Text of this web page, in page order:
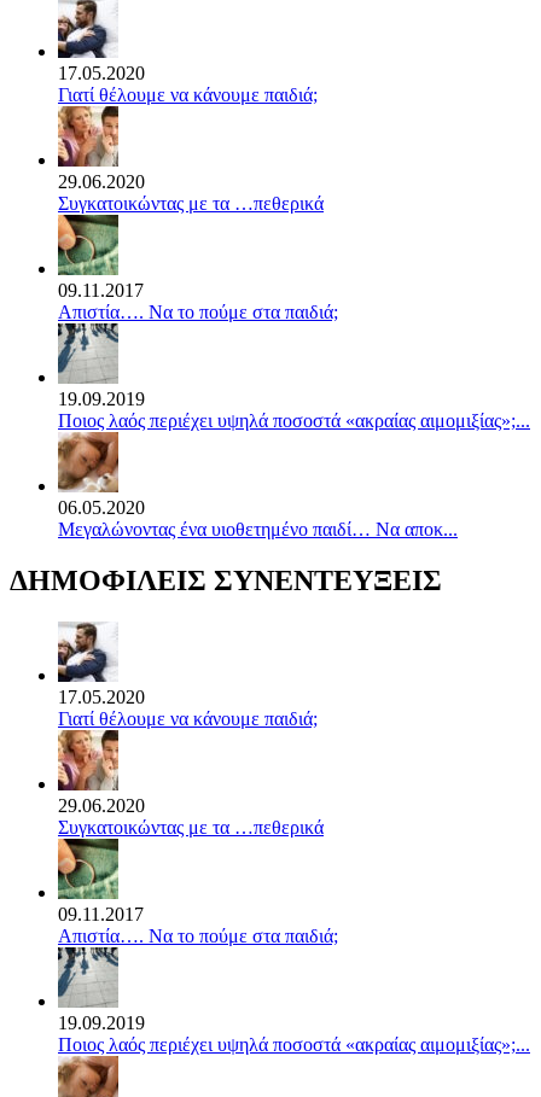
17.05.2020
Γιατί θέλουμε να κάνουμε παιδιά;
29.06.2020
Συγκατοικώντας με τα …πεθερικά
09.11.2017
Απιστία…. Να το πούμε στα παιδιά;
19.09.2019
Ποιος λαός περιέχει υψηλά ποσοστά «ακραίας αιμομιξίας»;...
06.05.2020
Mεγαλώνοντας ένα υιοθετημένο παιδί… Να αποκ...
ΔΗΜΟΦΙΛΕΙΣ ΣΥΝΕΝΤΕΥΞΕΙΣ
17.05.2020
Γιατί θέλουμε να κάνουμε παιδιά;
29.06.2020
Συγκατοικώντας με τα …πεθερικά
09.11.2017
Απιστία…. Να το πούμε στα παιδιά;
19.09.2019
Ποιος λαός περιέχει υψηλά ποσοστά «ακραίας αιμομιξίας»;...